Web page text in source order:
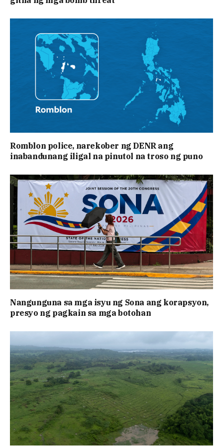
Romblon police, narekober ng DENR ang
inabandunang iligal na pinutol na troso ng puno
Nangunguna sa mga isyu ng Sona ang korapsyon,
presyo ng pagkain sa mga botohan